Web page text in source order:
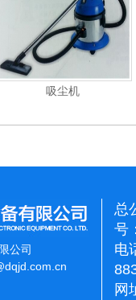
吸尘机
公司
总
号
电
网